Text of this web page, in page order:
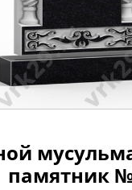
памятник